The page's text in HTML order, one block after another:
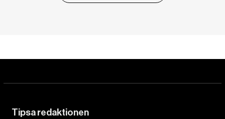
Tipsa redaktionen